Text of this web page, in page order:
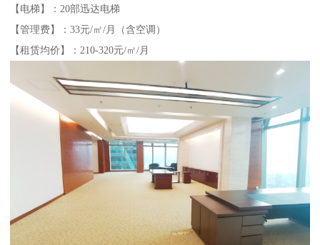
【电梯】：20部迅达电梯
【管理费】：33元/㎡/月（含空调）
【租赁均价】：210-320元/㎡/月